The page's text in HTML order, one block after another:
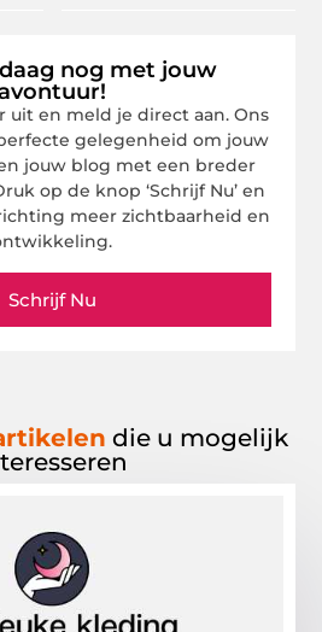
nog met jouw
uit en meld je direct aan. Ons
gelegenheid om jouw
jouw blog met een breder
op de knop ‘Schrijf Nu’ en
meer zichtbaarheid en
Schrijf Nu
die u mogelijk